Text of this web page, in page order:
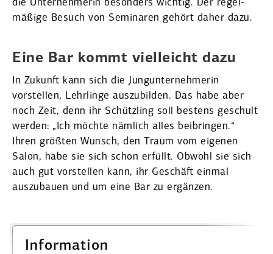
die Unter­neh­merin besonders wichtig. Der regel­
mäßige Besuch von Seminaren gehört daher dazu.
Eine Bar kommt vielleicht dazu
In Zukunft kann sich die Jungun­ter­neh­merin
vorstellen, Lehrlinge auszu­bilden. Das habe aber
noch Zeit, denn ihr Schützling soll bestens geschult
werden: „Ich möchte nämlich alles beibringen.“
Ihren größten Wunsch, den Traum vom eigenen
Salon, habe sie sich schon erfüllt. Obwohl sie sich
auch gut vorstellen kann, ihr Geschäft einmal
auszu­bauen und um eine Bar zu ergänzen.
Infor­mation